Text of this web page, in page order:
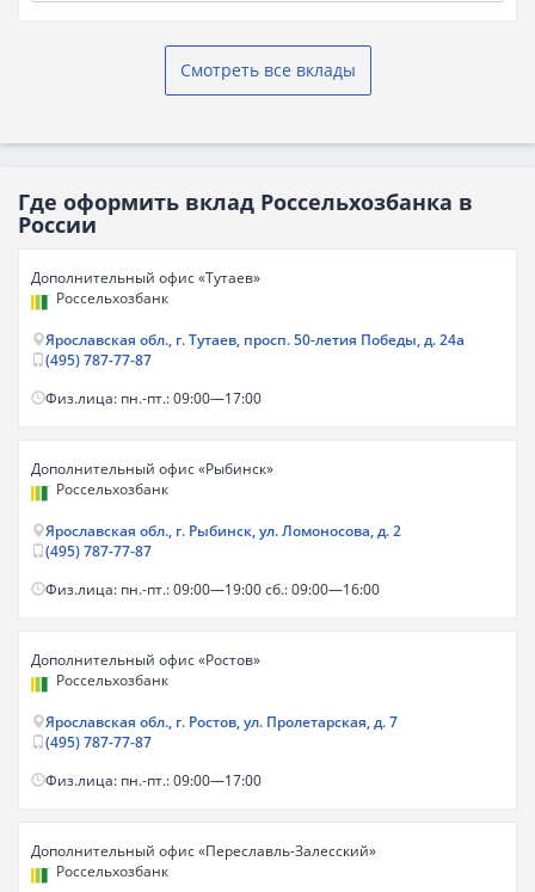
Смотреть все вклады
Где оформить вклад Россельхозбанка в
России
Дополнительный офис «Тутаев»
Россельхозбанк
Ярославская обл., г. Тутаев, просп. 50-летия Победы, д. 24а
(495) 787-77-87
Физ.лица: пн.-пт.: 09:00—17:00
Дополнительный офис «Рыбинск»
Россельхозбанк
Ярославская обл., г. Рыбинск, ул. Ломоносова, д. 2
(495) 787-77-87
Физ.лица: пн.-пт.: 09:00—19:00 сб.: 09:00—16:00
Дополнительный офис «Ростов»
Россельхозбанк
Ярославская обл., г. Ростов, ул. Пролетарская, д. 7
(495) 787-77-87
Физ.лица: пн.-пт.: 09:00—17:00
Дополнительный офис «Переславль-Залесский»
Россельхозбанк